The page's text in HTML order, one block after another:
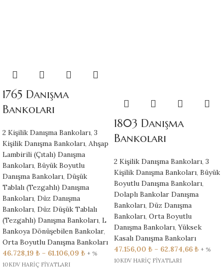
1765 Danışma
Bankoları
2 Kişilik Danışma Bankoları, 3
Kişilik Danışma Bankoları, Ahşap
Lambirili (Çıtalı) Danışma
Bankoları, Büyük Boyutlu
Danışma Bankoları, Düşük
Tablalı (Tezgahlı) Danışma
Bankoları, Düz Danışma
Bankoları, Düz Düşük Tablalı
(Tezgahlı) Danışma Bankoları, L
Bankoya Dönüşebilen Bankolar,
Orta Boyutlu Danışma Bankoları
46.728,19 ₺ – 61.106,09 ₺ + %
10KDV HARİÇ FİYATLARI
1803 Danışma
Bankoları
2 Kişilik Danışma Bankoları, 3
Kişilik Danışma Bankoları, Büyük
Boyutlu Danışma Bankoları,
Dolaplı Bankolar Danışma
Bankoları, Düz Danışma
Bankoları, Orta Boyutlu
Danışma Bankoları, Yüksek
Kasalı Danışma Bankoları
47.156,00 ₺ – 62.874,66 ₺ + %
10KDV HARİÇ FİYATLARI